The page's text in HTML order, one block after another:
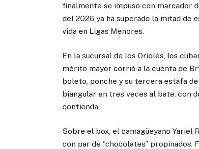
finalmente se impuso con marcador
del 2026 ya ha superado la mitad de
vida en Ligas Menores.
En la sucursal de los Orioles, los
mérito mayor corrió a la cuenta de
boleto, ponche y su tercera estafa
biangular en tres veces al bate, con
contienda.
Sobre el box, el camagüeyano Yariel
con par de “chocolates” propinados.